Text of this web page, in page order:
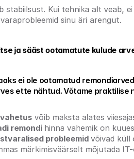
stabiilsust. Kui tehnika alt veab,
sinu äri arengut.
ja sääst ootamatute kulude
ei ole ootamatud
ette nähtud. Võtame praktilise
võib maksta alates
remondi hinna vahemik on
probleemid võivad küll
märkimisväärselt mõjutada